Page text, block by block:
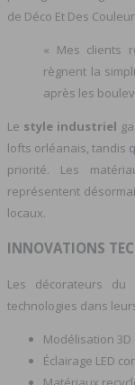
de Déco Et Des
« Mes clients
règnent la
après les
Le style industriel
lofts orléanais, tandis
priorité. Les
représentent
locaux.
INNOVATIONS
Les décorateurs du
technologies dans
Modélisation
Éclairage LED